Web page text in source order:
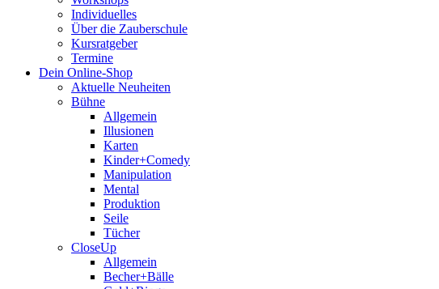
Individuelles
Über die Zauberschule
Kursratgeber
Termine
Dein Online-Shop
Aktuelle Neuheiten
Bühne
Allgemein
Illusionen
Karten
Kinder+Comedy
Manipulation
Mental
Produktion
Seile
Tücher
CloseUp
Allgemein
Becher+Bälle